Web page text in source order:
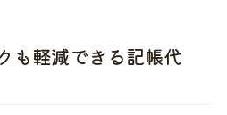
も軽減できる記帳代